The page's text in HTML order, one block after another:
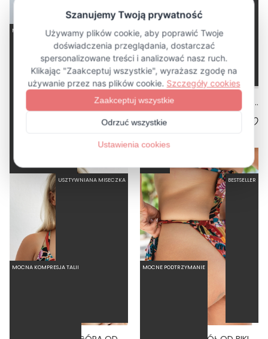
COMODO TROPICO - GÓRA OD BIKINI NA DUŻY BIUST ZABUDOWANA PRINT
LINKI TROPICO - DÓŁ OD BIKINI WYSOKI STAN BRAZYLIANY PRINT
71,60 zł
MOCNE PODTRZYMANIE
USZTYWNIANA MISECZKA
WIĄZANY
BESTSELLER
MOCNA KOMPRESJA TALII MOCNE PODTRZYMANIE